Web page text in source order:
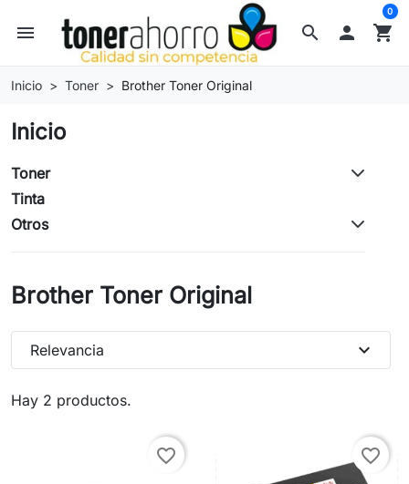
search
menu  shopping_cart
0
Inicio Toner Brother Toner Original
Inicio
Toner
Tinta
Otros
Brother Toner Original
Hay 2 productos.
Relevancia expand_more
favorite_border favorite_border